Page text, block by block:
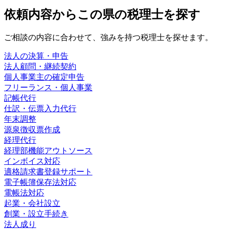
依頼内容からこの県の税理士を探す
ご相談の内容に合わせて、強みを持つ税理士を探せます。
法人の決算・申告
法人顧問・継続契約
個人事業主の確定申告
フリーランス・個人事業
記帳代行
仕訳・伝票入力代行
年末調整
源泉徴収票作成
経理代行
経理部機能アウトソース
インボイス対応
適格請求書登録サポート
電子帳簿保存法対応
電帳法対応
起業・会社設立
創業・設立手続き
法人成り